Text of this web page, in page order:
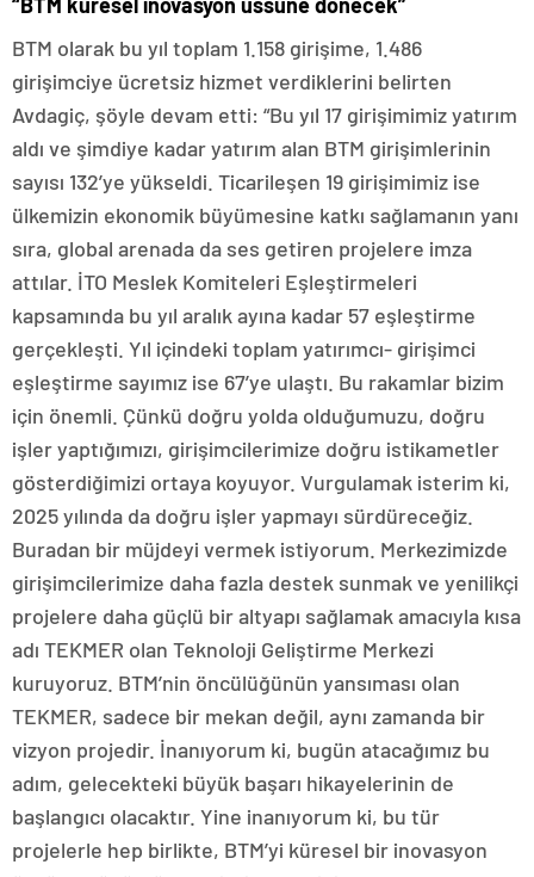
BTM olarak bu yıl toplam 1.158 girişime, 1.486
girişimciye ücretsiz hizmet verdiklerini belirten
Avdagiç, şöyle devam etti: “Bu yıl 17 girişimimiz yatırım
aldı ve şimdiye kadar yatırım alan BTM girişimlerinin
sayısı 132’ye yükseldi. Ticarileşen 19 girişimimiz ise
ülkemizin ekonomik büyümesine katkı sağlamanın yanı
sıra, global arenada da ses getiren projelere imza
attılar. İTO Meslek Komiteleri Eşleştirmeleri
kapsamında bu yıl aralık ayına kadar 57 eşleştirme
gerçekleşti. Yıl içindeki toplam yatırımcı- girişimci
eşleştirme sayımız ise 67’ye ulaştı. Bu rakamlar bizim
için önemli. Çünkü doğru yolda olduğumuzu, doğru
işler yaptığımızı, girişimcilerimize doğru istikametler
gösterdiğimizi ortaya koyuyor. Vurgulamak isterim ki,
2025 yılında da doğru işler yapmayı sürdüreceğiz.
Buradan bir müjdeyi vermek istiyorum. Merkezimizde
girişimcilerimize daha fazla destek sunmak ve yenilikçi
projelere daha güçlü bir altyapı sağlamak amacıyla kısa
adı TEKMER olan Teknoloji Geliştirme Merkezi
kuruyoruz. BTM’nin öncülüğünün yansıması olan
TEKMER, sadece bir mekan değil, aynı zamanda bir
vizyon projedir. İnanıyorum ki, bugün atacağımız bu
adım, gelecekteki büyük başarı hikayelerinin de
başlangıcı olacaktır. Yine inanıyorum ki, bu tür
projelerle hep birlikte, BTM’yi küresel bir inovasyon